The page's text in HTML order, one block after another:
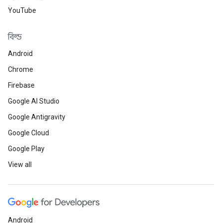
YouTube
বিল্ড
Android
Chrome
Firebase
Google AI Studio
Google Antigravity
Google Cloud
Google Play
View all
Android